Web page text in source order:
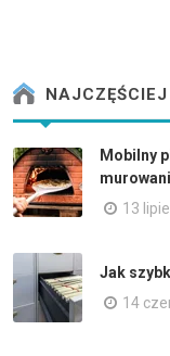
Mobilny
13
Jak
14